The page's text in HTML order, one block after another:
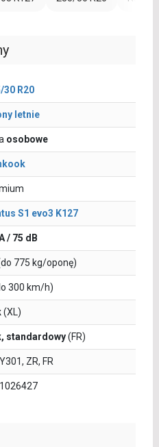
30 R20
letnie
osobowe
S1 evo3 K127
/ 75 dB
775 kg/oponę)
300 km/h)
(XL)
standardowy(FR)
ZR, FR